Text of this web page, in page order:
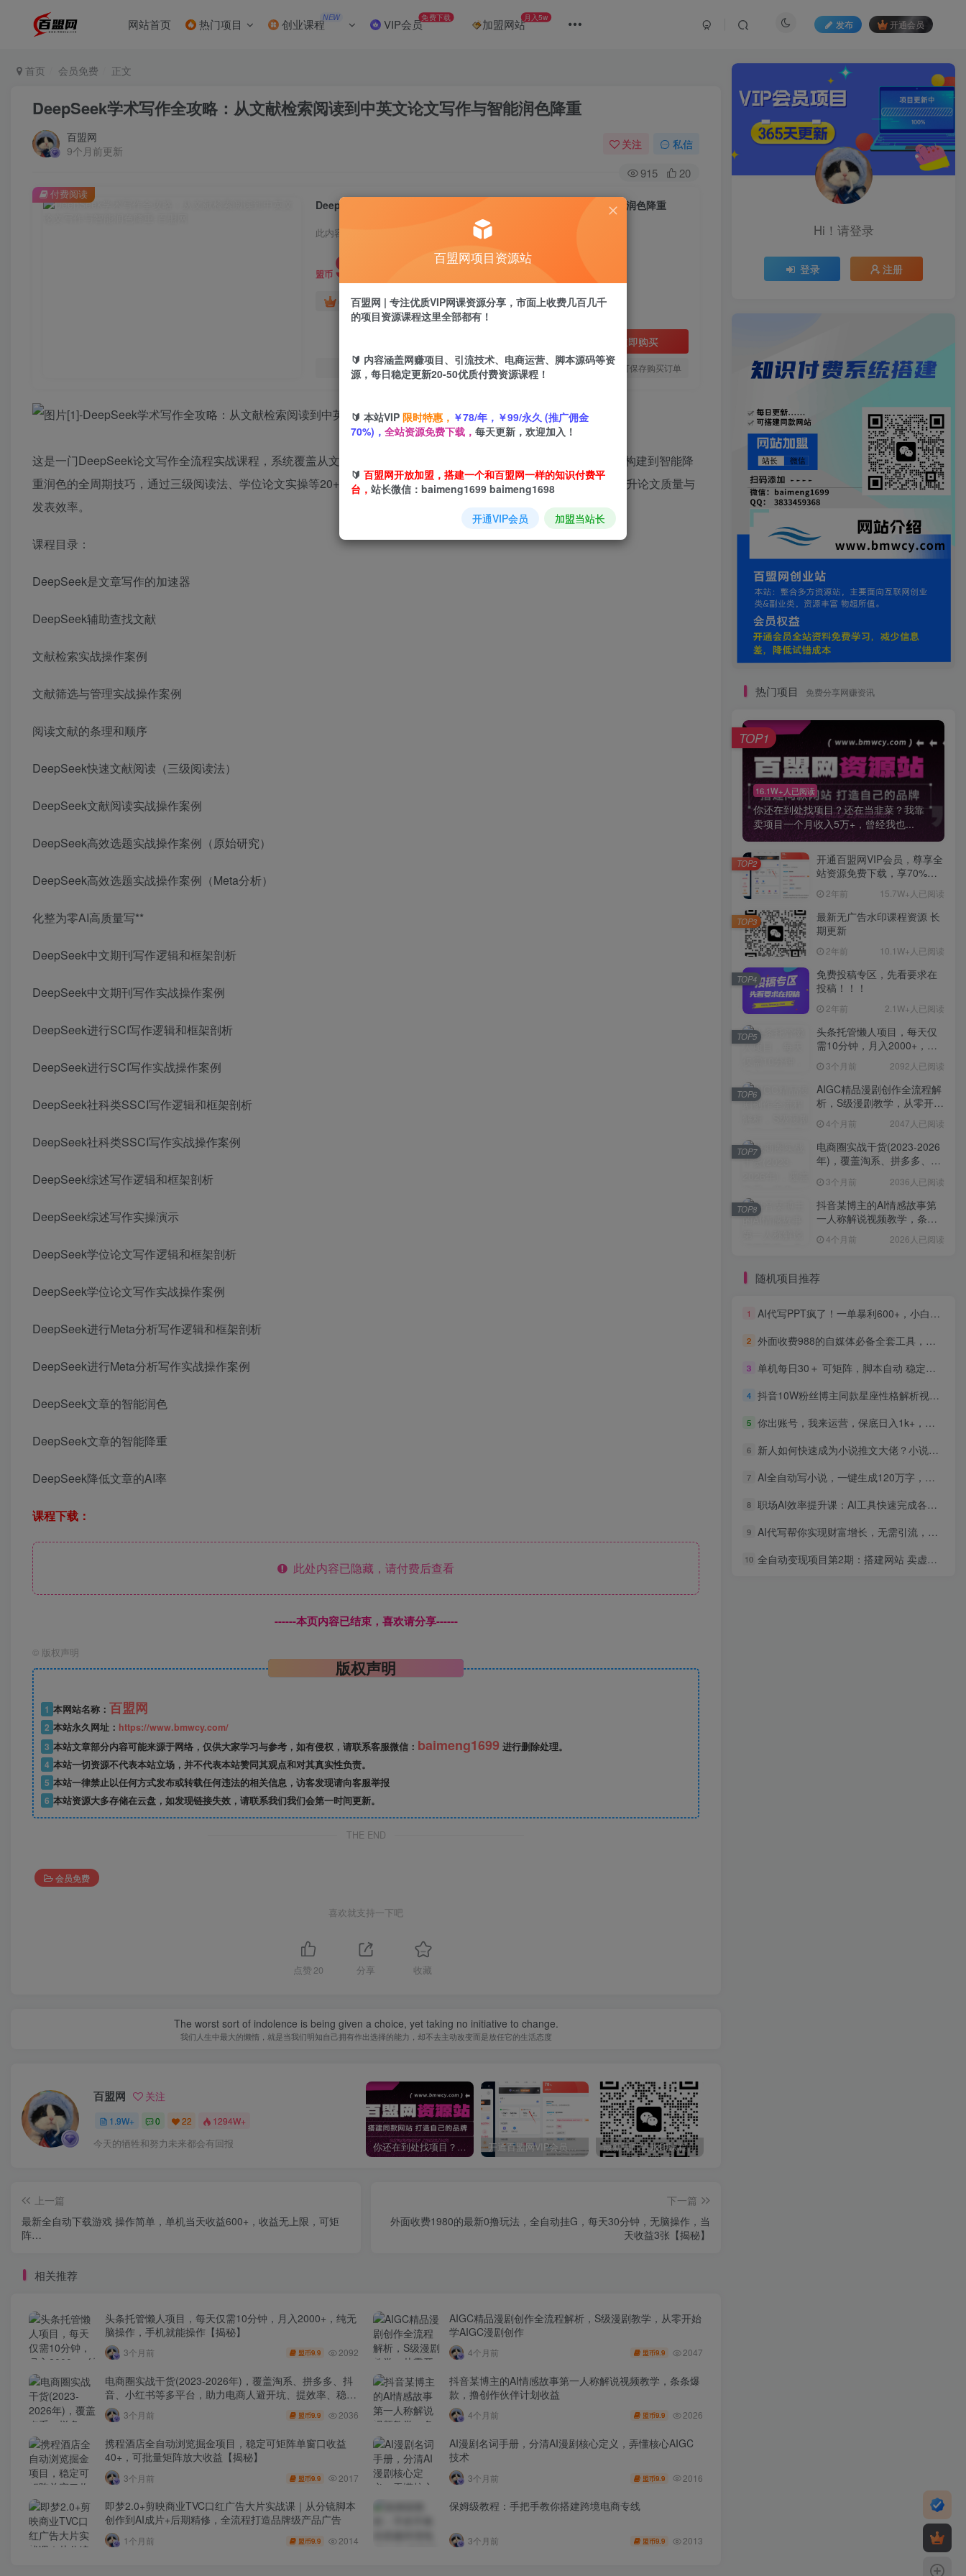
网站首页 热门项目 创业课程NEW VIP会员免费下载 加盟网站月入5w
发布 开通会员
首页 会员免费 正文
DeepSeek学术写作全攻略：从文献检索阅读到中英文论文写作与智能润色降重
百盟网
9个月前更新
关注 私信
915 20
DeepSeek学术写作全攻略：从文献检索阅读到中英文论文写作与智能润色降重
此内容为付费阅读，请付费后查看
盟币 9.9
年卡会员免费 永久会员免费
立即购买
您当前未登录！建议登陆后购买，可保存购买订单
付费阅读
这是一门‌DeepSeek论文写作全流程实战课程，系统覆盖从文献检索（Meta分析/原始研究选题）、SCI/SSCI写作框架构建到智能降
重润色的全周期技巧，通过三级阅读法、学位论文实操等20+模块，帮助学员快速掌握AI辅助写作的核心方法，显著提升论文质量与
发表效率。
课程目录：
DeepSeek是文章写作的加速器
DeepSeek辅助查找文献
文献检索实战操作案例
文献筛选与管理实战操作案例
阅读文献的条理和顺序
DeepSeek快速文献阅读（三级阅读法）
DeepSeek文献阅读实战操作案例
DeepSeek高效选题实战操作案例（原始研究）
DeepSeek高效选题实战操作案例（Meta分析）
化整为零AI高质量写**
DeepSeek中文期刊写作逻辑和框架剖析
DeepSeek中文期刊写作实战操作案例
DeepSeek进行SCI写作逻辑和框架剖析
DeepSeek进行SCI写作实战操作案例
DeepSeek社科类SSCI写作逻辑和框架剖析
DeepSeek社科类SSCI写作实战操作案例
DeepSeek综述写作逻辑和框架剖析
DeepSeek综述写作实操演示
DeepSeek学位论文写作逻辑和框架剖析
DeepSeek学位论文写作实战操作案例
DeepSeek进行Meta分析写作逻辑和框架剖析
DeepSeek进行Meta分析写作实战操作案例
DeepSeek文章的智能润色
DeepSeek文章的智能降重
DeepSeek降低文章的AI率
课程下载：
此处内容已隐藏，请付费后查看
------本页内容已结束，喜欢请分享------
© 版权声明
版权声明
1 本网站名称： 百盟网
2 本站永久网址： https://www.bmwcy.com/
3 本站文章部分内容可能来源于网络，仅供大家学习与参考，如有侵权，请联系客服微信： baimeng1699 进行删除处理。
4 本站一切资源不代表本站立场，并不代表本站赞同其观点和对其真实性负责。
5 本站一律禁止以任何方式发布或转载任何违法的相关信息，访客发现请向客服举报
6 本站资源大多存储在云盘，如发现链接失效，请联系我们我们会第一时间更新。
THE END
会员免费
喜欢就支持一下吧
点赞 20 分享 收藏
The worst sort of indolence is being given a choice, yet taking no initiative to change.
我们人生中最大的懒惰，就是当我们明知自己拥有作出选择的能力，却不去主动改变而是放任它的生活态度
百盟网 关注
1.9W+ 0 22 1294W+
今天的牺牲和努力未来都会有回报 你还在到处找项目？还在当韭菜？我靠卖项目一个月收入5万+，曾经我也是个失败者。 最新无广告水印课程资源 长期更新
上一篇
最新全自动下载游戏 操作简单，单机当天收益600+，收益无上限，可矩
阵…
下一篇
外面收费1980的最新0撸玩法，全自动挂G，每天30分钟，无脑操作，当
天收益3张【揭秘】
相关推荐
头条托管懒人项目，每天仅需10分钟，月入2000+，纯无
脑操作，手机就能操作【揭秘】
3个月前 盟币9.9 2092
AIGC精品漫剧创作全流程解析，S级漫剧教学，从零开始
学AIGC漫剧创作
4个月前 盟币9.9 2047
电商圈实战干货(2023-2026年)，覆盖淘系、拼多多、抖
音、小红书等多平台，助力电商人避开坑、提效率、稳盈
利(更新4月)
3个月前 盟币9.9 2036
抖音某博主的AI情感故事第一人称解说视频教学，条条爆
款，撸创作伙伴计划收益
4个月前 盟币9.9 2026
携程酒店全自动浏览掘金项目，稳定可矩阵单窗口收益
40+，可批量矩阵放大收益【揭秘】
3个月前 盟币9.9 2017
AI漫剧名词手册，分清AI漫剧核心定义，弄懂核心AIGC
技术
3个月前 盟币9.9 2016
即梦2.0+剪映商业TVC口红广告大片实战课｜从分镜脚本
创作到AI成片+后期精修，全流程打造品牌级产品广告
1个月前 盟币9.9 2014
保姆级教程：手把手教你搭建跨境电商专线
3个月前 盟币9.9 2013
Hi！请登录
登录 注册
热门项目 免费分享网赚资讯
16.1W+人已阅读
你还在到处找项目？还在当韭菜？我靠
卖项目一个月收入5万+，曾经我也...
TOP1
开通百盟网VIP会员，尊享全
站资源免费下载，享70%的
惠】2年前 15.7W+人已阅读
TOP2
最新无广告水印课程资源 长
期更新
2年前 10.1W+人已阅读
TOP3
免费投稿专区，先看要求在
投稿！！！
2年前 2.1W+人已阅读
TOP4
头条托管懒人项目，每天仅
需10分钟，月入2000+，纯
【揭秘】
3个月前 2092人已阅读
TOP5
AIGC精品漫剧创作全流程解
析，S级漫剧教学，从零开始
4个月前 2047人已阅读
TOP6
电商圈实战干货(2023-2026
年)，覆盖淘系、拼多多、抖
电商人避开坑、提效率、稳
盈利(更新4月)
3个月前 2036人已阅读
TOP7
抖音某博主的AI情感故事第
一人称解说视频教学，条条
4个月前 2026人已阅读
TOP8
随机项目推荐
1 AI代写PPT疯了！一单暴利600+，小白无脑套模板，旺季月入3W，不用苦哈哈引流【揭秘】
2 外面收费988的自媒体必备全套工具，一个软件全都有了【永久软件+详细教程】
3 单机每日30＋ 可矩阵，脚本自动 稳定躺赚
4 抖音10W粉丝博主同款星座性格解析视频实操课，新手可直接复制，撸创作伙伴计划，分成计划等
5 你出账号，我来运营，保底日入1k+，开启躺賺模式【揭秘】
6 新人如何快速成为小说推文大佬？小说推文新人必看，少走弯路
7 AI全自动写小说，一键生成120万字，躺着也能赚，月入2w+
8 职场AI效率提升课：AI工具快速完成各类工作,全面提升职场竞争力与工作效率
9 AI代写帮你实现财富增长，无需引流，纯执行力，时间自由，一天稳收200-500
10 全自动变现项目第2期：搭建网站 卖虚拟产品 一年躺赚了20w【保姆级教程】
百盟网项目资源站
百盟网 | 专注优质VIP网课资源分享，市面上收费几百几千
的项目资源课程这里全部都有！
🔰 内容涵盖网赚项目、引流技术、电商运营、脚本源码等资
源，每日稳定更新20-50优质付费资源课程！
🔰 本站VIP 限时特惠， ￥78/年，￥99/永久 (推广佣金
70%)， 全站资源免费下载， 每天更新，欢迎加入！
🔰 百盟网开放加盟，搭建一个和百盟网一样的知识付费平
台， 站长微信：baimeng1699 baimeng1698
开通VIP会员 加盟当站长